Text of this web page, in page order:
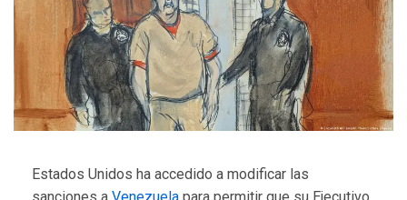
Estados Unidos ha accedido a modificar las